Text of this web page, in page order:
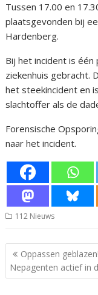
Tussen 17.00 en
plaatsgevonden bij
Hardenberg.
Bij het incident is
ziekenhuis gebracht.
het steekincident en
slachtoffer als de
Forensische
naar het incident.
112 Nieuws
Bericht
navigatie
Oppassen geblazen!
Nepagenten actief in